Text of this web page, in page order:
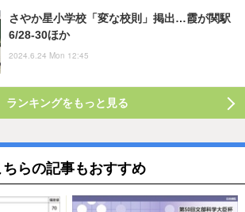
さやか星小学校「変な校則」掲出…霞が関駅
6/28-30ほか
2024.6.24 Mon 12:45
ランキングをもっと見る
ちらの記事もおすすめ